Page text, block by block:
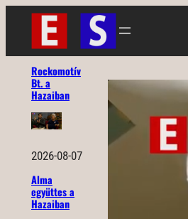
Ugrás
tartalomhoz
Rockomotív
Bt. a
Hazaiban
2026-08-07
Alma
együttes a
Hazaiban